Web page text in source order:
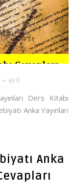
0
Ders Kitabı
Anka Yayınları
Anka